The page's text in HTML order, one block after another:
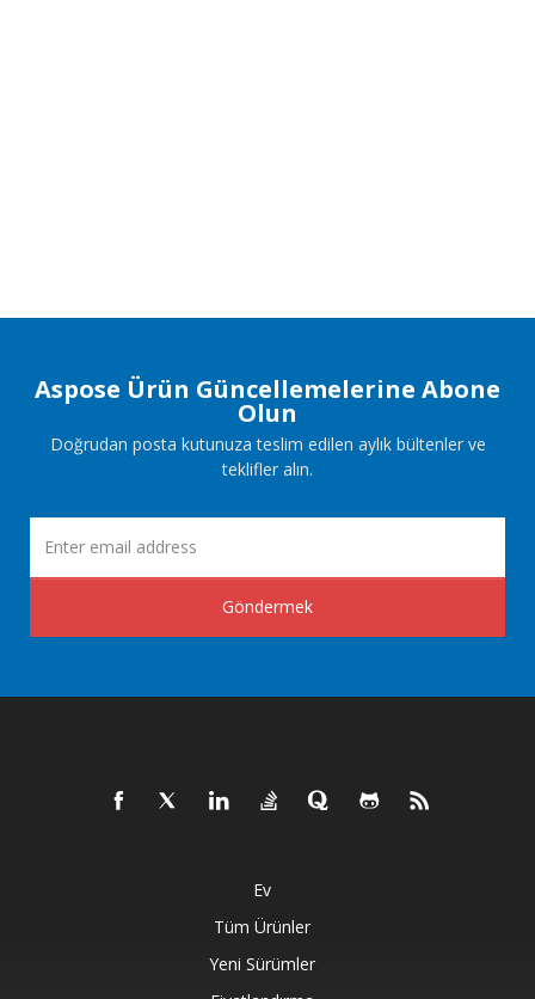
Aspose Ürün Güncellemelerine Abone
Olun
Doğrudan posta kutunuza teslim edilen aylık bültenler ve
teklifler alın.
Göndermek
Ev
Tüm Ürünler
Yeni Sürümler